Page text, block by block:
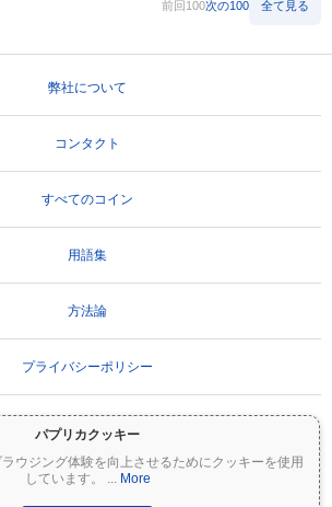
パプリカクッキー
ウジング体験を向上させるためにクッキーを使用
しています。
... More
前回100次の100 全て見る
弊社について
コンタクト
すべてのコイン
用語集
方法論
プライバシーポリシー
は非常にボラティリティが高く、重大なリスクを伴いま